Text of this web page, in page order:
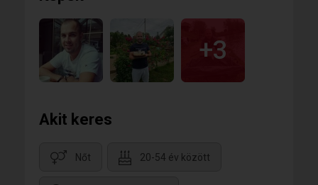
+3
Akit keres
Nőt 20-54 év között